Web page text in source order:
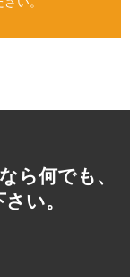
ら何でも、
い。